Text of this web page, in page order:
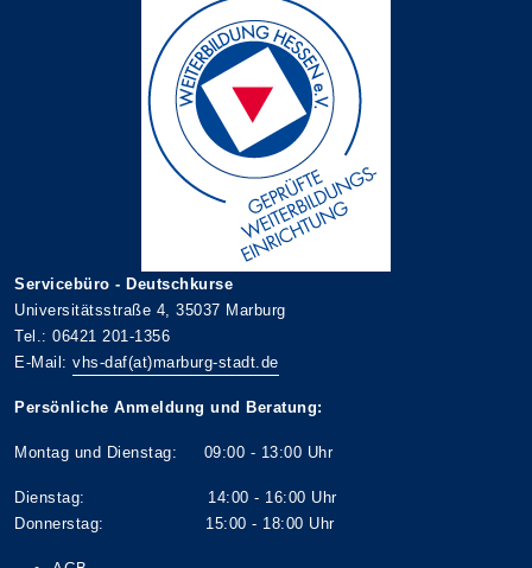
Servicebüro - Deutschkurse
Universitätsstraße 4, 35037 Marburg
Tel.: 06421 201-1356
E-Mail: vhs-daf(at)marburg-stadt.de
Persönliche Anmeldung und Beratung:
Montag und Dienstag: 09:00 - 13:00 Uhr
Dienstag: 14:00 - 16:00 Uhr
Donnerstag: 15:00 - 18:00 Uhr